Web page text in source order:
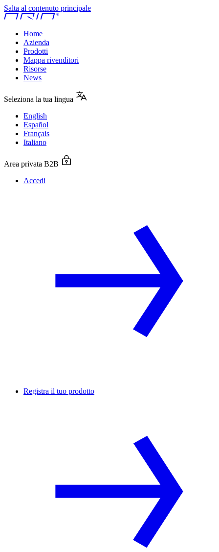
Salta al contenuto principale
Home
Azienda
Prodotti
Mappa rivenditori
Risorse
News
Seleziona la tua lingua
English
Español
Français
Italiano
Area privata B2B
Accedi
Registra il tuo prodotto